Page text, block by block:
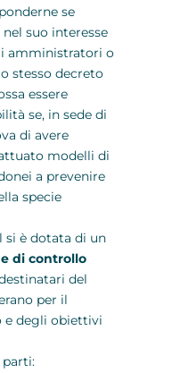
se
suo interesse
amministratori o
stesso decreto
essere
se, in sede di
di avere
modelli di
a prevenire
specie
si è dotata di un
di controllo
del
per il
e degli obiettivi